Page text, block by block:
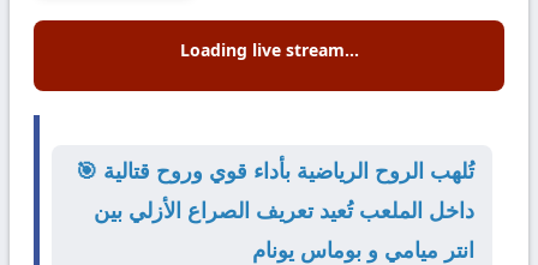
Loading live stream...
🎯 تُلهب الروح الرياضية بأداء قوي وروح قتالية
داخل الملعب تُعيد تعريف الصراع الأزلي بين
انتر ميامي و بوماس يونام